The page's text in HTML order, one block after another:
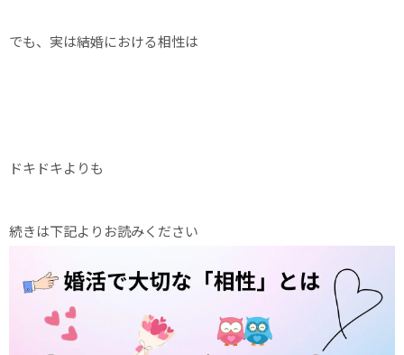
でも、実は結婚における相性は
ドキドキよりも
続きは下記よりお読みください